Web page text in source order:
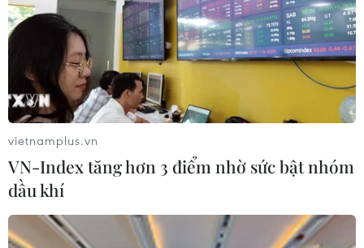
Syria: Nổ xe buýt gần thủ đô
Damascus khiến 2 người chết và 13
người bị thương
07/08/2026 00:50
Ớt nhập khẩu từ Mexico khiến hàng
trăm người tiêu dùng Mỹ nhiễm
khuẩn Salmonella
07/08/2026 00:43
vietnamplus.vn
VN-Index tăng hơn 3 điểm nhờ sức bật nhóm
dầu khí